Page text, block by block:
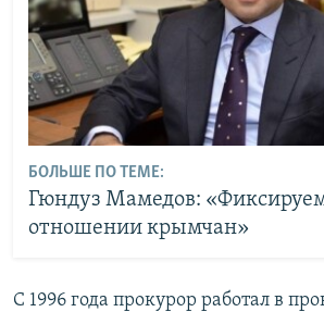
БОЛЬШЕ ПО ТЕМЕ:
Гюндуз Мамедов:
отношении крымчан»
С 1996 года прокурор работал в